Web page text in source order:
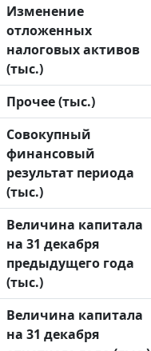
Изменение
отложенных
налоговых активов
(тыс.)
Прочее (тыс.)
Совокупный
финансовый
результат периода
(тыс.)
Величина капитала
на 31 декабря
предыдущего года
(тыс.)
Величина капитала
на 31 декабря